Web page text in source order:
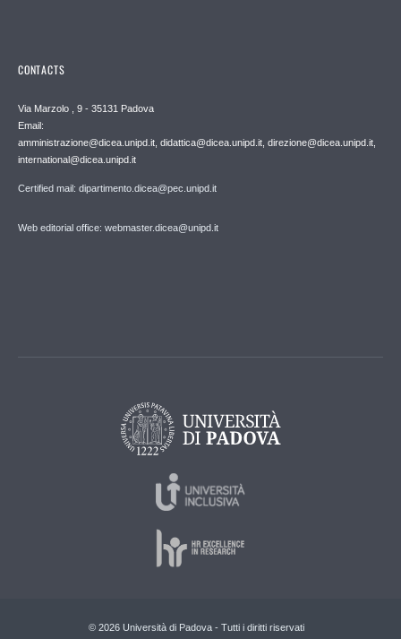
CONTACTS
Via Marzolo , 9 - 35131 Padova
Email:
amministrazione@dicea.unipd.it, didattica@dicea.unipd.it, direzione@dicea.unipd.it,
international@dicea.unipd.it
Certified mail: dipartimento.dicea@pec.unipd.it
Web editorial office: webmaster.dicea@unipd.it
© 2026 Università di Padova - Tutti i diritti riservati